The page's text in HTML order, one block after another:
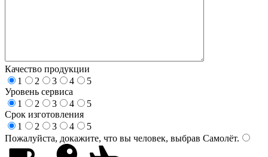
Качество продукции
1
2 3 4
5
Уровень сервиса
1
2 3 4
5
Срок изготовления
1
2 3 4
5
Пожалуйста, докажите, что вы человек, выбрав Самолёт.